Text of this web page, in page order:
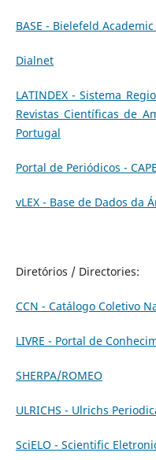
BASE - Bielefeld
Dialnet
LATINDEX - Sistema
Revistas Científicas de
Portugal
Portal de Periódicos -
vLEX - Base de Dados da
Diretórios / Directories:
CCN - Catálogo Coletivo
LIVRE - Portal de
SHERPA/ROMEO
ULRICHS - Ulrichs
SciELO - Scientific